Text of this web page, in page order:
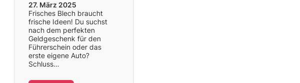
27. März 2025
Frisches Blech braucht
frische Ideen! Du suchst
nach dem perfekten
Geldgeschenk für den
Führerschein oder das
erste eigene Auto?
Schluss…